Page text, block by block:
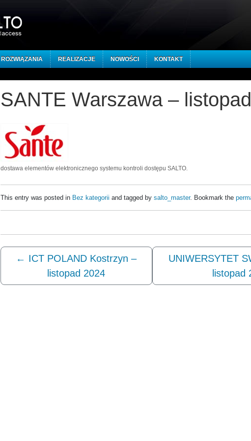
ROZWIĄZANIA REALIZACJE NOWOŚCI KONTAKT
SANTE Warszawa –
dostawa elementów elektronicznego systemu kontroli dostępu SALTO.
This entry was posted in Bez kategorii and tagged by salto_master. Bookmark the
← ICT POLAND Kostrzyn –
listopad 2024
UNIWERSYTET
listopad